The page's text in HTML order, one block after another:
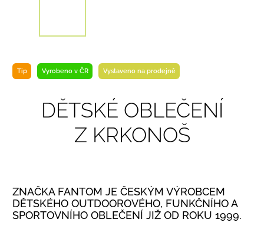
Tip Vyrobeno v ČR Vystaveno na prodejně
DĚTSKÉ OBLEČENÍ
Z KRKONOŠ
ZNAČKA FANTOM JE ČESKÝM VÝROBCEM
DĚTSKÉHO OUTDOOROVÉHO, FUNKČNÍHO A
SPORTOVNÍHO OBLEČENÍ JIŽ OD ROKU 1999.